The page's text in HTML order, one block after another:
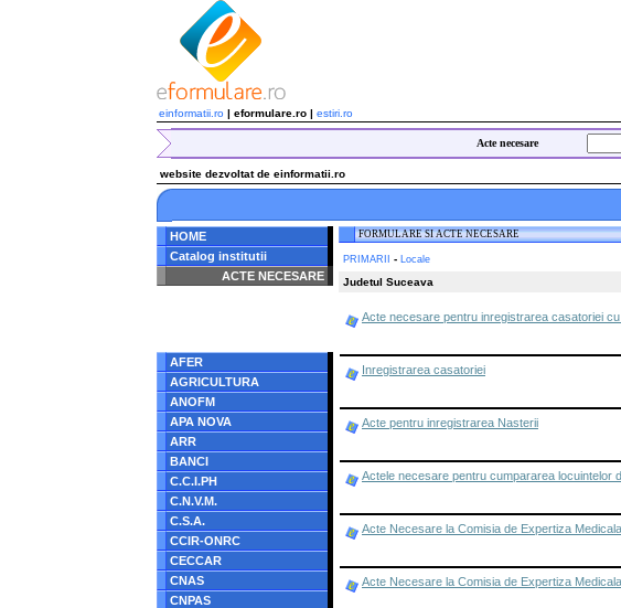
einformatii.ro | eformulare.ro | estiri.ro
Acte necesare
website dezvoltat de einformatii.ro
HOME
Catalog institutii
ACTE NECESARE
/home/eformulare.ro/public_html/navigare/stanga.php
AFER
AGRICULTURA
ANOFM
APA NOVA
ARR
BANCI
C.C.I.PH
C.N.V.M.
C.S.A.
CCIR-ONRC
CECCAR
CNAS
CNPAS
FORMULARE SI ACTE NECESARE
PRIMARII - Locale
Judetul Suceava
Acte necesare pentru inregistrarea casatoriei
Inregistrarea casatoriei
Acte pentru inregistrarea Nasterii
Actele necesare pentru cumpararea locuintelor
Acte Necesare la Comisia de Expertiza
Acte Necesare la Comisia de Expertiza